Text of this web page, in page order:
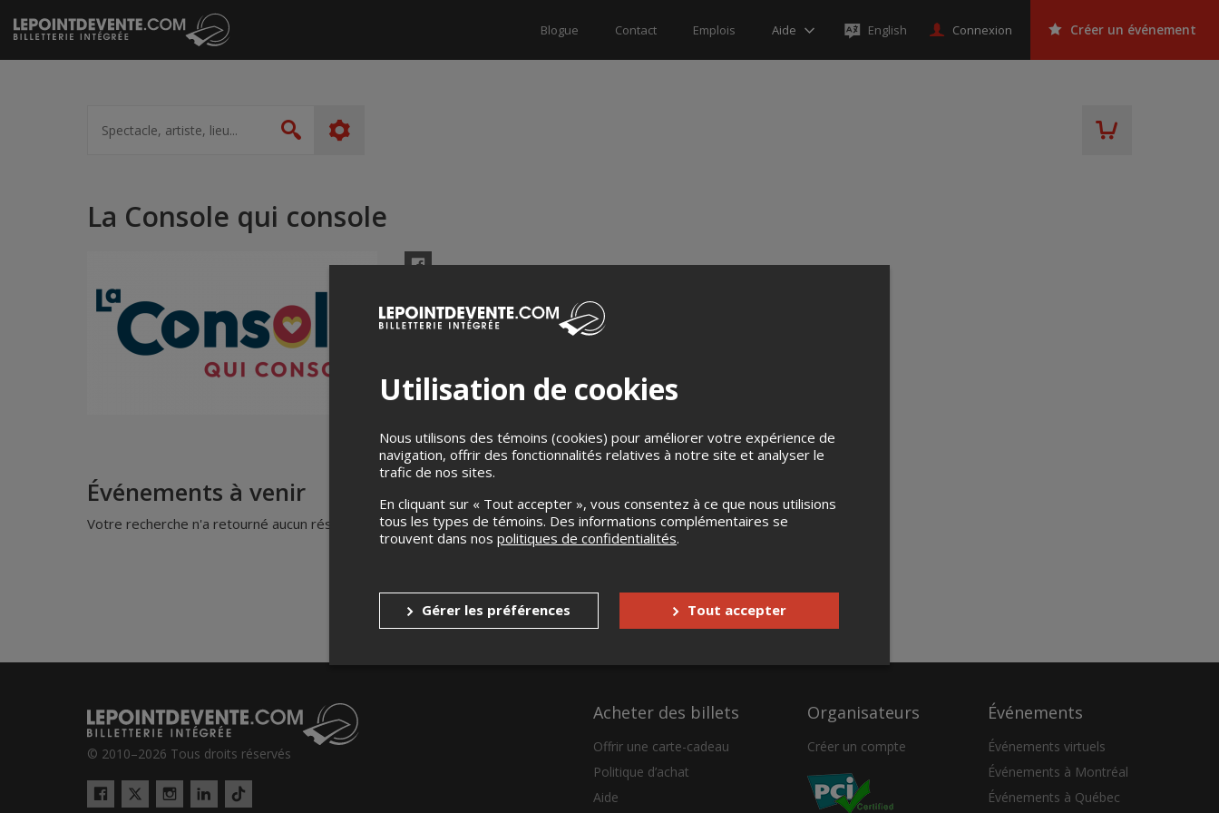
Passer
au
contenu
Blogue Contact Emplois Aide English Connexion Créer un événement
artiste,
lieu...
Rechercher
La Console qui console
contact@laconsolequiconsole.com
www.laconsolequiconsole.com/
Événements à venir
Votre recherche n'a retourné aucun résultat.
© 2010–2026 Tous droits réservés
Twitter Tiktok
Acheter des billets
Offrir une carte-cadeau
Politique d’achat
Aide
Organisateurs
Créer un compte
Événements
Événements virtuels
Événements à Montréal
Événements à Québec
Utilisation de cookies
Nous utilisons des témoins (cookies) pour améliorer votre expérience de
navigation, offrir des fonctionnalités relatives à notre site et analyser le
trafic de nos sites.
En cliquant sur « Tout accepter », vous consentez à ce que nous utilisions
tous les types de témoins. Des informations complémentaires se
trouvent dans nos politiques de confidentialités.
Gérer les préférences Tout accepter